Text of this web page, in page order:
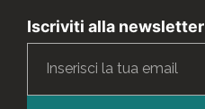
Iscriviti alla newsletter